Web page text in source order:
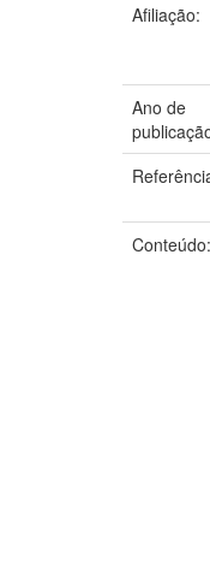
Afiliação:
Ano de
Conteúdo: